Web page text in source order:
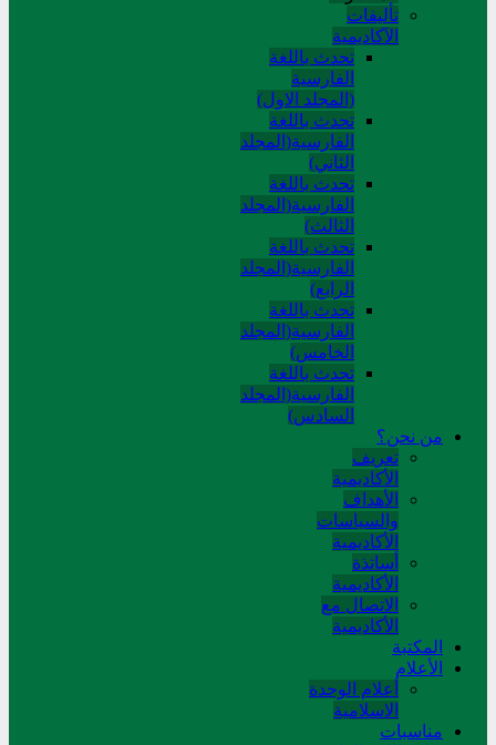
تألیفات
الآکادیمیة
تحدث باللغة
الفارسية
(المجلد الاول)
تحدث باللغة
الفارسية(المجلد
الثاني)
تحدث باللغة
الفارسية(المجلد
الثالث)
تحدث باللغة
الفارسية(المجلد
الرابع)
تحدث باللغة
الفارسية(المجلد
الخامس)
تحدث باللغة
الفارسية(المجلد
السادس)
من نحن؟
تعريف
الأكاديمية
الأهداف
والسياسات
الأكاديمية
أساتذة
الأكاديمية
الاتصال مع
الأكاديمية
المکتبة
الأعلام
أعلام الوحدة
الاسلامية
مناسبات